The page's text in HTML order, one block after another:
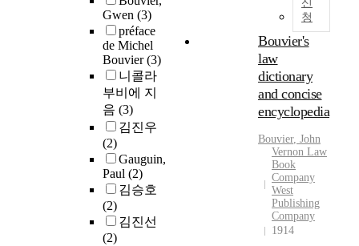
Gwen (3)
préface
de Michel
Bouvier(3)
니콜라
부비에 지
음 (3)
김진우
(2)
Gauguin,
Paul (2)
김승호
(2)
김진선
(2)
신
청
Bouvier's
law
dictionary
and concise
encyclopedia
Bouvier, John
Vernon Law
Book
Company
West
Publishing
Company
1914